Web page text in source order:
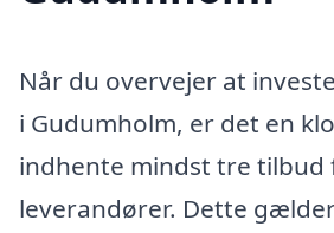
Når du overvejer at
i Gudumholm, er det en
indhente mindst tre tilbud
leverandører. Dette